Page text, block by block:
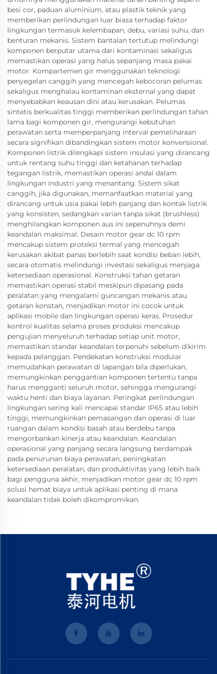
besi cor, paduan aluminium, atau plastik teknik yang
memberikan perlindungan luar biasa terhadap faktor
lingkungan termasuk kelembapan, debu, variasi suhu, dan
benturan mekanis. Sistem bantalan tertutup melindungi
komponen berputar utama dari kontaminasi sekaligus
memastikan operasi yang halus sepanjang masa pakai
motor. Kompartemen gir menggunakan teknologi
penyegelan canggih yang mencegah kebocoran pelumas
sekaligus menghalau kontaminan eksternal yang dapat
menyebabkan keausan dini atau kerusakan. Pelumas
sintetis berkualitas tinggi memberikan perlindungan tahan
lama bagi komponen gir, mengurangi kebutuhan
perawatan serta memperpanjang interval pemeliharaan
secara signifikan dibandingkan sistem motor konvensional.
Komponen listrik dilengkapi sistem insulasi yang dirancang
untuk rentang suhu tinggi dan ketahanan terhadap
tegangan listrik, memastikan operasi andal dalam
lingkungan industri yang menantang. Sistem sikat
canggih, jika digunakan, memanfaatkan material yang
dirancang untuk usia pakai lebih panjang dan kontak listrik
yang konsisten, sedangkan varian tanpa sikat (brushless)
menghilangkan komponen aus ini sepenuhnya demi
keandalan maksimal. Desain motor gear dc 10 rpm
mencakup sistem proteksi termal yang mencegah
kerusakan akibat panas berlebih saat kondisi beban lebih,
secara otomatis melindungi investasi sekaligus menjaga
ketersediaan operasional. Konstruksi tahan getaran
memastikan operasi stabil meskipun dipasang pada
peralatan yang mengalami guncangan mekanis atau
getaran konstan, menjadikan motor ini cocok untuk
aplikasi mobile dan lingkungan operasi keras. Prosedur
kontrol kualitas selama proses produksi mencakup
pengujian menyeluruh terhadap setiap unit motor,
memastikan standar keandalan terpenuhi sebelum dikirim
kepada pelanggan. Pendekatan konstruksi modular
memudahkan perawatan di lapangan bila diperlukan,
memungkinkan penggantian komponen tertentu tanpa
harus mengganti seluruh motor, sehingga mengurangi
waktu henti dan biaya layanan. Peringkat perlindungan
lingkungan sering kali mencapai standar IP65 atau lebih
tinggi, memungkinkan pemasangan dan operasi di luar
ruangan dalam kondisi basah atau berdebu tanpa
mengorbankan kinerja atau keandalan. Keandalan
operasional yang panjang secara langsung berdampak
pada penurunan biaya perawatan, peningkatan
ketersediaan peralatan, dan produktivitas yang lebih baik
bagi pengguna akhir, menjadikan motor gear dc 10 rpm
solusi hemat biaya untuk aplikasi penting di mana
keandalan tidak boleh dikompromikan.